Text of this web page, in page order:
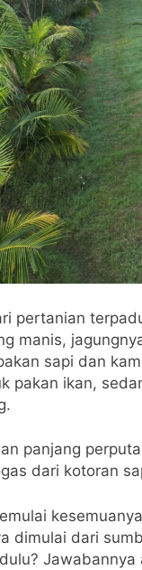
pertanian
manis,
sapi dan
pakan ikan,
panjang
dari kotoran
dimulai dari